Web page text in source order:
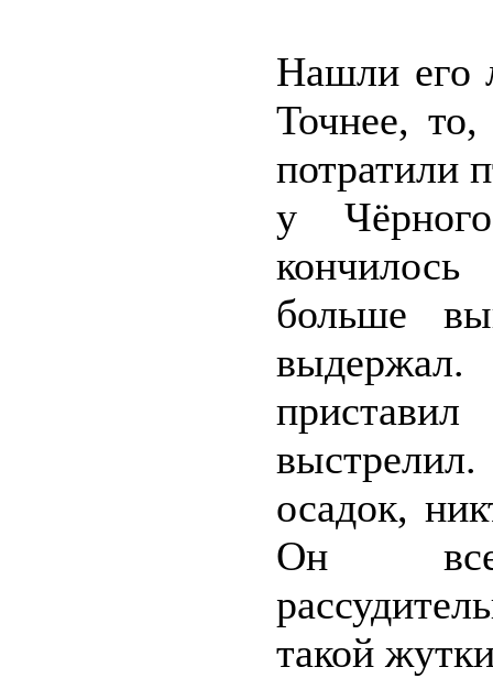
Нашли его
Точнее,
потратили
у
больше
осадок,
Он
такой